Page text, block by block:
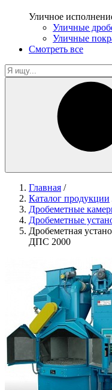
Уличное
Уличные
Уличные
Смотреть все
Главная /
Каталог продукции
Дробеметные
Дробеметные
Дробеметная
ДПС 2000